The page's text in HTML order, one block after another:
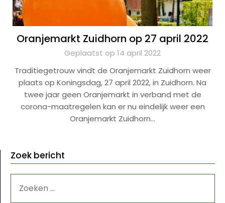
Oranjemarkt Zuidhorn op 27 april 2022
Geplaatst op 14 april 2022
Traditiegetrouw vindt de Oranjemarkt Zuidhorn weer
plaats op Koningsdag, 27 april 2022, in Zuidhorn. Na
twee jaar geen Oranjemarkt in verband met de
corona-maatregelen kan er nu eindelijk weer een
Oranjemarkt Zuidhorn…
Zoek bericht
NAAR: